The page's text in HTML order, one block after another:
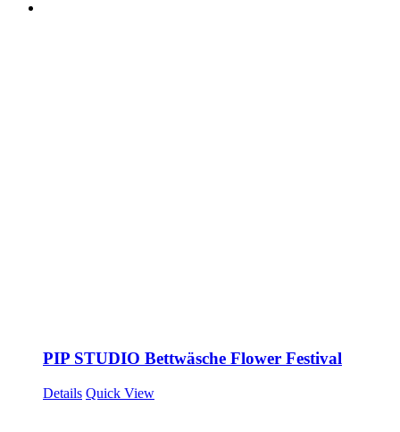
PIP STUDIO Bettwäsche Flower Festival
Details Quick View